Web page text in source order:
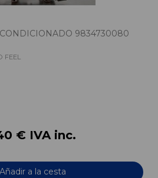
9834730080
FEEL
€ IVA inc.
Añadir a la cesta